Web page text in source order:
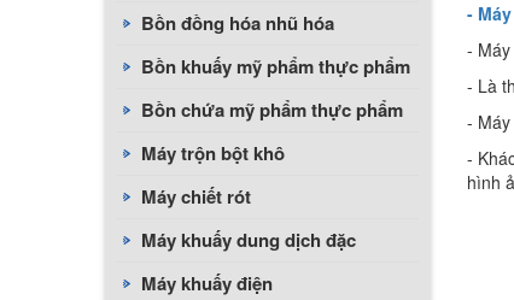
Bồn đồng hóa nhũ hóa
Bồn khuấy mỹ phẩm thực phẩm
Bồn chứa mỹ phẩm thực phẩm
Máy trộn bột khô
Máy chiết rót
Máy khuấy dung dịch đặc
Máy khuấy điện
-
-
- Là
-
-
hình